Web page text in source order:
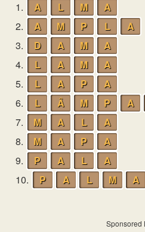
1. A L M
A
2.
A M P L
A
3.
D A M
A
4.
L A M
A
5.
L A P
A
6.
L Â M P A
7.
M A L
A
8.
M A P
A
9.
P A L
A
10.
P A L M A
Sponsored